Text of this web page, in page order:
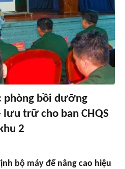
phòng bồi dưỡng
trữ cho ban CHQS
2
bộ máy để nâng cao hiệu